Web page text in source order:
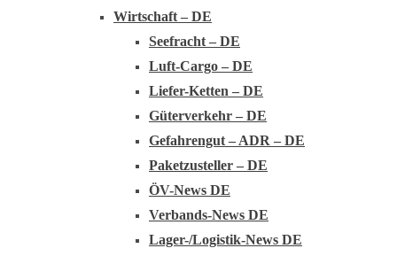
Wirtschaft – DE
Seefracht – DE
Luft-Cargo – DE
Liefer-Ketten – DE
Güterverkehr – DE
Gefahrengut – ADR – DE
Paketzusteller – DE
ÖV-News DE
Verbands-News DE
Lager-/Logistik-News DE